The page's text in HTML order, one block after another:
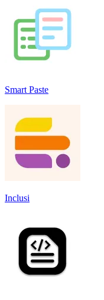
Smart Paste
Inclusi